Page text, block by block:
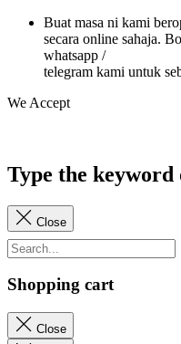
Buat masa ni kami
secara online sahaja.
whatsapp /
telegram kami untuk
We Accept
Type the
Close
Shopping cart
Close